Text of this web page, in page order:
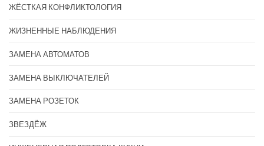
ЖЁСТКАЯ КОНФЛИКТОЛОГИЯ
ЖИЗНЕННЫЕ НАБЛЮДЕНИЯ
ЗАМЕНА АВТОМАТОВ
ЗАМЕНА ВЫКЛЮЧАТЕЛЕЙ
ЗАМЕНА РОЗЕТОК
ЗВЕЗДЁЖ